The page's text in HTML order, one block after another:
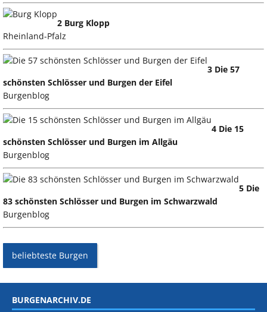
2 Burg Klopp
Rheinland-Pfalz
3 Die 57
schönsten Schlösser und Burgen der Eifel
Burgenblog
4 Die 15
schönsten Schlösser und Burgen im Allgäu
Burgenblog
5 Die
83 schönsten Schlösser und Burgen im Schwarzwald
Burgenblog
beliebteste Burgen
BURGENARCHIV.DE